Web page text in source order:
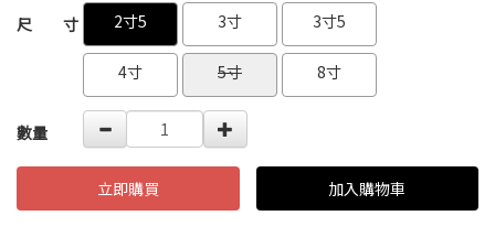
GOODS000000000000004384051 GOODS000000000000004385440
尺 寸 2寸5 3寸 3寸5
4寸 5寸 8寸
數量
立即購買 加入購物車